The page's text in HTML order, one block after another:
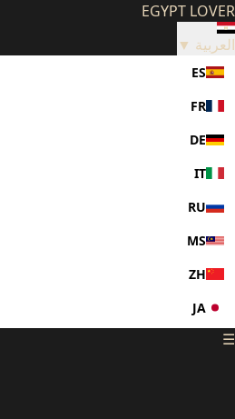
EGYPT LOVER
العربية ▼
ES
FR
DE
IT
RU
MS
ZH
JA
☰